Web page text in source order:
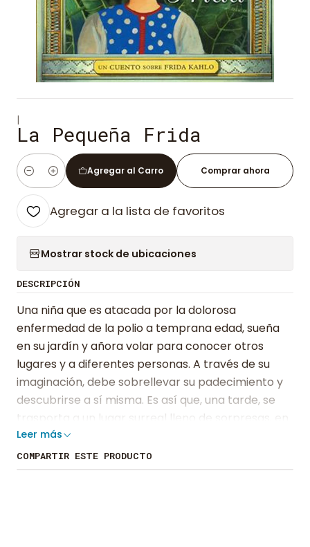
|
La Pequeña Frida
Cantidad
Agregar al Carro Comprar ahora
Agregar a la lista de favoritos
Mostrar stock de ubicaciones
DESCRIPCIÓN
Una niña que es atacada por la dolorosa
enfermedad de la polio a temprana edad, sueña
en su jardín y añora volar para conocer otros
lugares y a diferentes personas. A través de su
imaginación, debe sobrellevar su padecimiento y
descubrirse a sí misma. Es así que, una tarde, se
trasporta a un lugar surreal lleno de sorpresas, en
donde encuentra a una niña que le ayuda a
despertar su verdadera pasión. Después de esta
travesía, la pequeña Frida empieza a dibujar todo
Leer más
COMPARTIR ESTE PRODUCTO